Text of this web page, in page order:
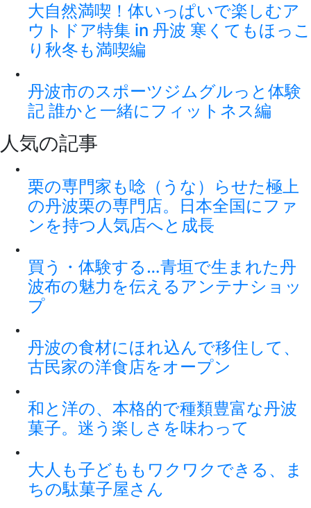
大自然満喫！体いっぱいで楽しむア
ウトドア特集 in 丹波 寒くてもほっこ
り秋冬も満喫編
丹波市のスポーツジムグルっと体験
記 誰かと一緒にフィットネス編
人気の記事
栗の専門家も唸（うな）らせた極上
の丹波栗の専門店。日本全国にファ
ンを持つ人気店へと成長
買う・体験する…青垣で生まれた丹
波布の魅力を伝えるアンテナショッ
プ
丹波の食材にほれ込んで移住して、
古民家の洋食店をオープン
和と洋の、本格的で種類豊富な丹波
菓子。迷う楽しさを味わって
大人も子どももワクワクできる、ま
ちの駄菓子屋さん